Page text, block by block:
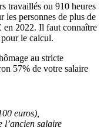
travaillés ou 910 heures
les personnes de plus de
en 2022. Il faut connaître
le calcul.
au stricte
57% de votre salaire
euros),
l’ancien salaire